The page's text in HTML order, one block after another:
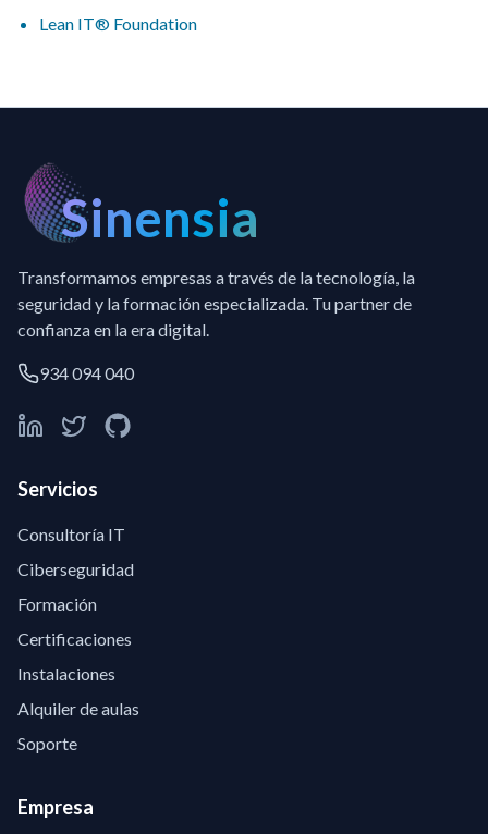
Lean IT® Foundation
Sinensia
Transformamos empresas a través de la tecnología, la
seguridad y la formación especializada. Tu partner de
confianza en la era digital.
934 094 040
Servicios
Consultoría IT
Ciberseguridad
Formación
Certificaciones
Instalaciones
Alquiler de aulas
Soporte
Empresa